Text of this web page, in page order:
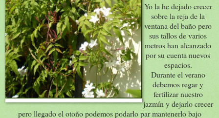
Yo la he dejado crecer
sobre la reja de la
ventana del baño pero
sus tallos de varios
metros han alcanzado
por su cuenta nuevos
espacios.
Durante el verano
debemos regar y
fertilizar nuestro
jazmín y dejarlo crecer
pero llegado el otoño podemos podarlo par mantenerlo bajo